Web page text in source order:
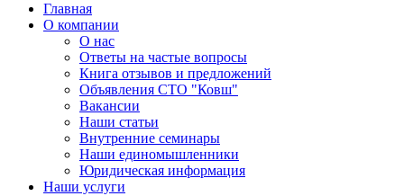
Главная
О компании
О нас
Ответы на частые вопросы
Книга отзывов и предложений
Объявления СТО "Ковш"
Вакансии
Наши статьи
Внутренние семинары
Наши единомышленники
Юридическая информация
Наши услуги